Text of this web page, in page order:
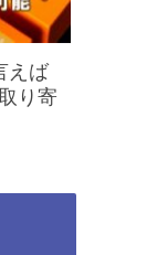
えば
り寄